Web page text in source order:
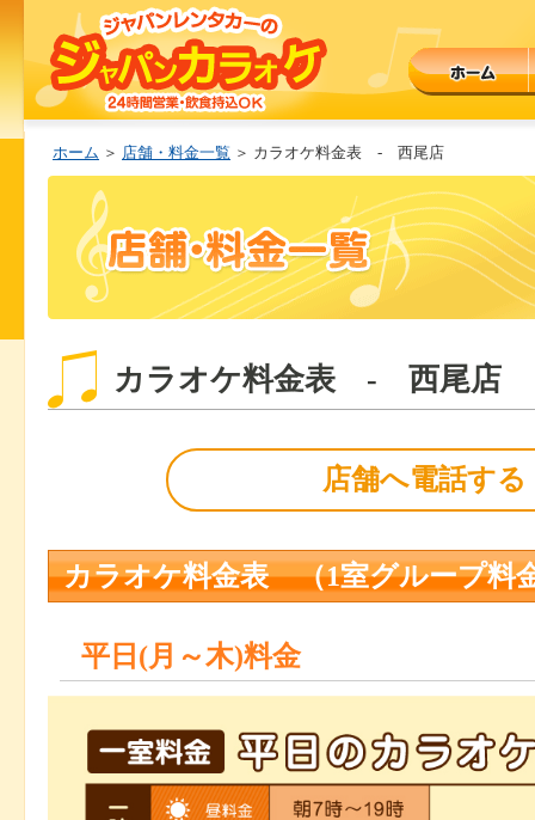
ホーム ＞ 店舗・料金一覧 ＞ カラオケ料金表 - 西尾店
カラオケ料金表 - 西尾店
店舗へ電話する
カラオケ料金表 （1室グループ料
平日(月～木)料金